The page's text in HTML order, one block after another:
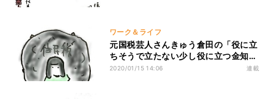
ワーク＆ライフ
元国税芸人さんきゅう倉田の「役に立
ちそうで立たない少し役に立つ金知
識」 第132回 高校生でも分かる住民
2020/01/15 14:06 連載